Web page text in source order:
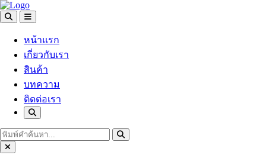
หน้าแรก
เกี่ยวกับเรา
สินค้า
บทความ
ติดต่อเรา